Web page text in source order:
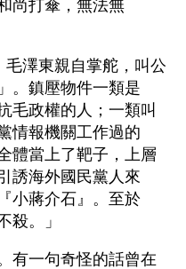
尚打傘，無法無
澤東親自掌舵，叫公
。鎮壓物件一類是
毛政權的人；一類叫
情報機關工作過的
體當上了靶子，上層
誘海外國民黨人來
小蔣介石』。至於
殺。」
有一句奇怪的話曾在